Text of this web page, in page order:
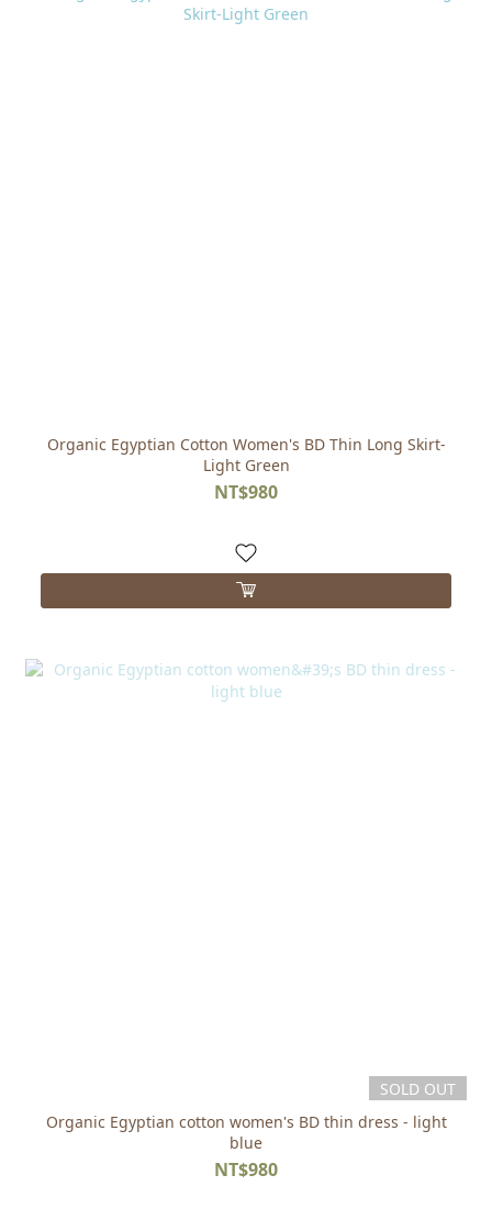
Organic Egyptian Cotton Women's BD Thin Long Skirt-
Light Green
NT$980
SOLD OUT
Organic Egyptian cotton women's BD thin dress - light
blue
NT$980